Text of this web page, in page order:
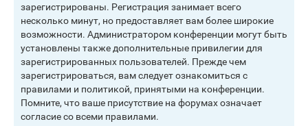
зарегистрированы. Регистрация занимает всего
несколько минут, но предоставляет вам более широкие
возможности. Администратором конференции могут быть
установлены также дополнительные привилегии для
зарегистрированных пользователей. Прежде чем
зарегистрироваться, вам следует ознакомиться с
правилами и политикой, принятыми на конференции.
Помните, что ваше присутствие на форумах означает
согласие со всеми правилами.